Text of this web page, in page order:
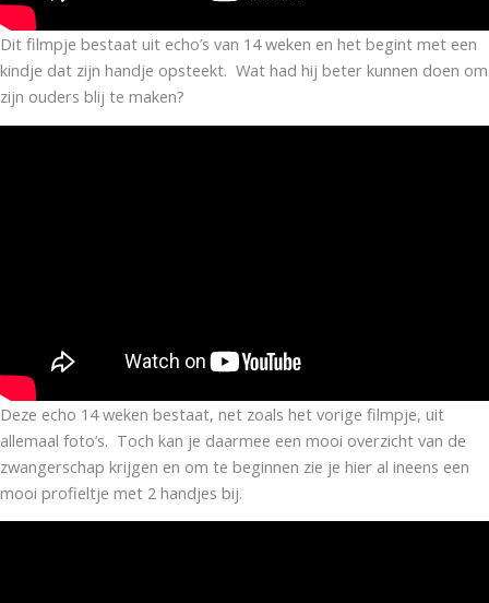
Dit filmpje bestaat uit echo’s van 14 weken en het begint met een
kindje dat zijn handje opsteekt. Wat had hij beter kunnen doen om
zijn ouders blij te maken?
Deze echo 14 weken bestaat, net zoals het vorige filmpje, uit
allemaal foto’s. Toch kan je daarmee een mooi overzicht van de
zwangerschap krijgen en om te beginnen zie je hier al ineens een
mooi profieltje met 2 handjes bij.